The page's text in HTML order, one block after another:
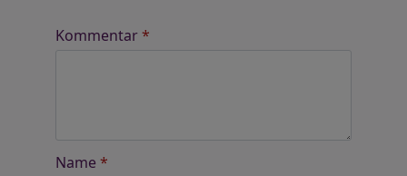
Kommentar*
Name *